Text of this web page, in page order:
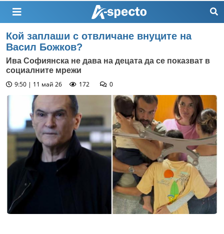
Кой заплаши с отвличане внуците на
Васил Божков?
Ива Софиянска не дава на децата да се показват в
социалните мрежи
9:50 | 11 май 26
172 0